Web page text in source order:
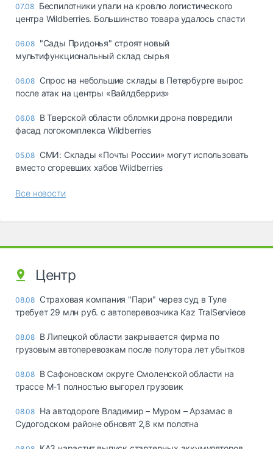
07.08 Беспилотники упали на кровлю логистического
центра Wildberries. Большинство товара удалось спасти
06.08 "Сады Придонья" строят новый
мультифункциональный склад сырья
06.08 Спрос на небольшие склады в Петербурге вырос
после атак на центры «Вайлдберриз»
06.08 В Тверской области обломки дрона повредили
фасад логокомплекса Wildberries
05.08 СМИ: Склады «Почты России» могут использовать
вместо сгоревших хабов Wildberries
Все новости
Центр
08.08 Страховая компания "Пари" через суд в Туле
требует 29 млн руб. с автоперевозчика Kaz TralServiece
08.08 В Липецкой области закрывается фирма по
грузовым автоперевозкам после полутора лет убытков
08.08 В Сафоновском округе Смоленской области на
трассе М-1 полностью выгорел грузовик
08.08 На автодороге Владимир – Муром – Арзамас в
Судогодском районе обновят 2,8 км полотна